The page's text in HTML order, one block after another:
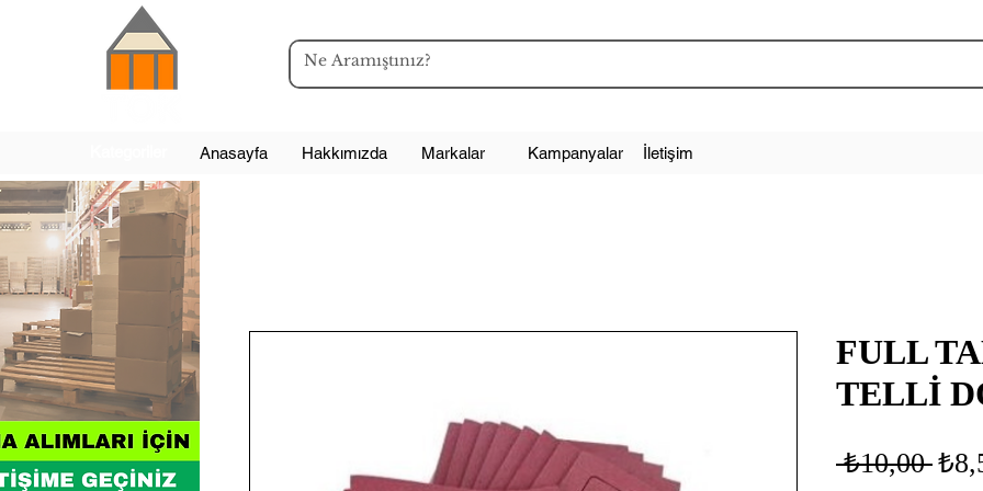
Anasayfa Hakkımızda Markalar Kampanyalar İletişim
FULL
TELLİ
₺10,00